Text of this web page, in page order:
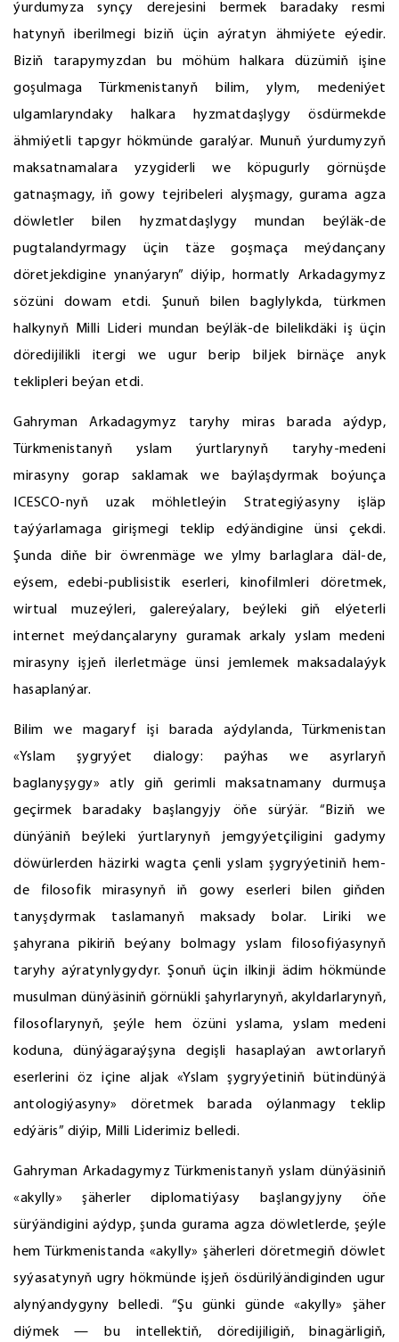
ýurdumyza synçy derejesini bermek baradaky resmi
hatynyň iberilmegi biziň üçin aýratyn ähmiýete eýedir.
Biziň tarapymyzdan bu möhüm halkara düzümiň işine
goşulmaga Türkmenistanyň bilim, ylym, medeniýet
ulgamlaryndaky halkara hyzmatdaşlygy ösdürmekde
ähmiýetli tapgyr hökmünde garalýar. Munuň ýurdumyzyň
maksatnamalara yzygiderli we köpugurly görnüşde
gatnaşmagy, iň gowy tejribeleri alyşmagy, gurama agza
döwletler bilen hyzmatdaşlygy mundan beýläk-de
pugtalandyrmagy üçin täze goşmaça meýdançany
döretjekdigine ynanýaryn” diýip, hormatly Arkadagymyz
sözüni dowam etdi. Şunuň bilen baglylykda, türkmen
halkynyň Milli Lideri mundan beýläk-de bilelikdäki iş üçin
döredijilikli itergi we ugur berip biljek birnäçe anyk
teklipleri beýan etdi.
Gahryman Arkadagymyz taryhy miras barada aýdyp,
Türkmenistanyň yslam ýurtlarynyň taryhy-medeni
mirasyny gorap saklamak we baýlaşdyrmak boýunça
ICESCO-nyň uzak möhletleýin Strategiýasyny işläp
taýýarlamaga girişmegi teklip edýändigine ünsi çekdi.
Şunda diňe bir öwrenmäge we ylmy barlaglara däl-de,
eýsem, edebi-publisistik eserleri, kinofilmleri döretmek,
wirtual muzeýleri, galereýalary, beýleki giň elýeterli
internet meýdançalaryny guramak arkaly yslam medeni
mirasyny işjeň ilerletmäge ünsi jemlemek maksadalaýyk
hasaplanýar.
Bilim we magaryf işi barada aýdylanda, Türkmenistan
«Yslam şygryýet dialogy: paýhas we asyrlaryň
baglanyşygy» atly giň gerimli maksatnamany durmuşa
geçirmek baradaky başlangyjy öňe sürýär. “Biziň we
dünýäniň beýleki ýurtlarynyň jemgyýetçiligini gadymy
döwürlerden häzirki wagta çenli yslam şygryýetiniň hem-
de filosofik mirasynyň iň gowy eserleri bilen giňden
tanyşdyrmak taslamanyň maksady bolar. Liriki we
şahyrana pikiriň beýany bolmagy yslam filosofiýasynyň
taryhy aýratynlygydyr. Şonuň üçin ilkinji ädim hökmünde
musulman dünýäsiniň görnükli şahyrlarynyň, akyldarlarynyň,
filosoflarynyň, şeýle hem özüni yslama, yslam medeni
koduna, dünýägaraýşyna degişli hasaplaýan awtorlaryň
eserlerini öz içine aljak «Yslam şygryýetiniň bütindünýä
antologiýasyny» döretmek barada oýlanmagy teklip
edýäris” diýip, Milli Liderimiz belledi.
Gahryman Arkadagymyz Türkmenistanyň yslam dünýäsiniň
«akylly» şäherler diplomatiýasy başlangyjyny öňe
sürýändigini aýdyp, şunda gurama agza döwletlerde, şeýle
hem Türkmenistanda «akylly» şäherleri döretmegiň döwlet
syýasatynyň ugry hökmünde işjeň ösdürilýändiginden ugur
alynýandygyny belledi. “Şu günki günde «akylly» şäher
diýmek — bu intellektiň, döredijiligiň, binagärligiň,